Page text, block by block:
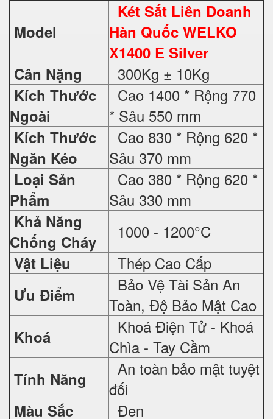
Model
Két Sắt Liên Doanh
Hàn Quốc WELKO
X1400 E Silver
Cân Nặng
300Kg ± 10Kg
Kích Thước
Ngoài
Cao 1400 * Rộng 770
* Sâu 550 mm
Kích Thước
Ngăn Kéo
Cao 830 * Rộng 620 *
Sâu 370 mm
Loại Sản
Phẩm
Cao 380 * Rộng 620 *
Sâu 330 mm
Khả Năng
Chống Cháy
1000 - 1200°C
Vật Liệu Thép Cao Cấp
Ưu Điểm
Bảo Vệ Tài Sản An
Toàn, Độ Bảo Mật Cao
Khoá
Khoá Điện Tử - Khoá
Chìa - Tay Cầm
Tính Năng
An toàn bảo mật tuyệt
đối
Màu Sắc Đen